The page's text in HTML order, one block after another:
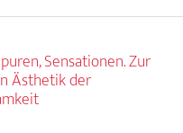
Sensationen. Zur
Ästhetik der